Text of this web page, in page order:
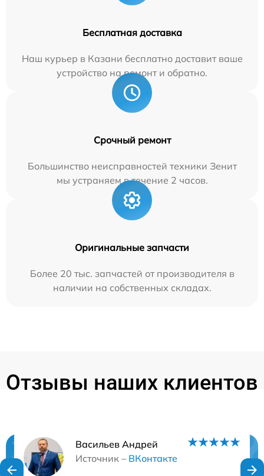
Бесплатная доставка
Наш курьер в Казани бесплатно доставит ваше
устройство на ремонт и обратно.
Срочный ремонт
Большинство неисправностей техники Зенит
мы устраняем в течение 2 часов.
Оригинальные запчасти
Более 20 тыс. запчастей от производителя в
наличии на собственных складах.
Отзывы наших клиентов
Васильев Андрей
Источник – ВКонтакте
Нужна консультация?